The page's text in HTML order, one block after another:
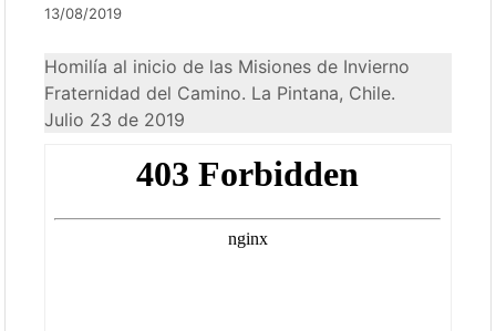
13/08/2019
Homilía al inicio de las Misiones de Invierno
Fraternidad del Camino. La Pintana, Chile.
Julio 23 de 2019